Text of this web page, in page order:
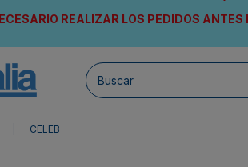
REALIZAR LOS PEDIDOS ANTES
CELEB